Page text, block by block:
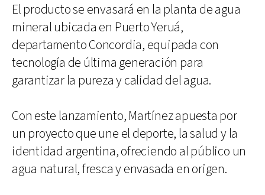
El producto se envasará en la planta de agua
mineral ubicada en Puerto Yeruá,
departamento Concordia, equipada con
tecnología de última generación para
garantizar la pureza y calidad del agua.
Con este lanzamiento, Martínez apuesta por
un proyecto que une el deporte, la salud y la
identidad argentina, ofreciendo al público un
agua natural, fresca y envasada en origen.